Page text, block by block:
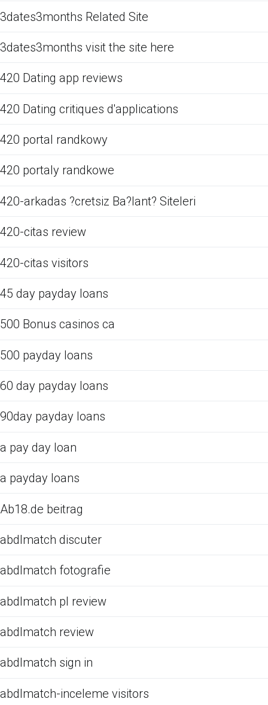
3dates3months Related Site
3dates3months visit the site here
420 Dating app reviews
420 Dating critiques d'applications
420 portal randkowy
420 portaly randkowe
420-arkadas ?cretsiz Ba?lant? Siteleri
420-citas review
420-citas visitors
45 day payday loans
500 Bonus casinos ca
500 payday loans
60 day payday loans
90day payday loans
a pay day loan
a payday loans
Ab18.de beitrag
abdlmatch discuter
abdlmatch fotografie
abdlmatch pl review
abdlmatch review
abdlmatch sign in
abdlmatch-inceleme visitors